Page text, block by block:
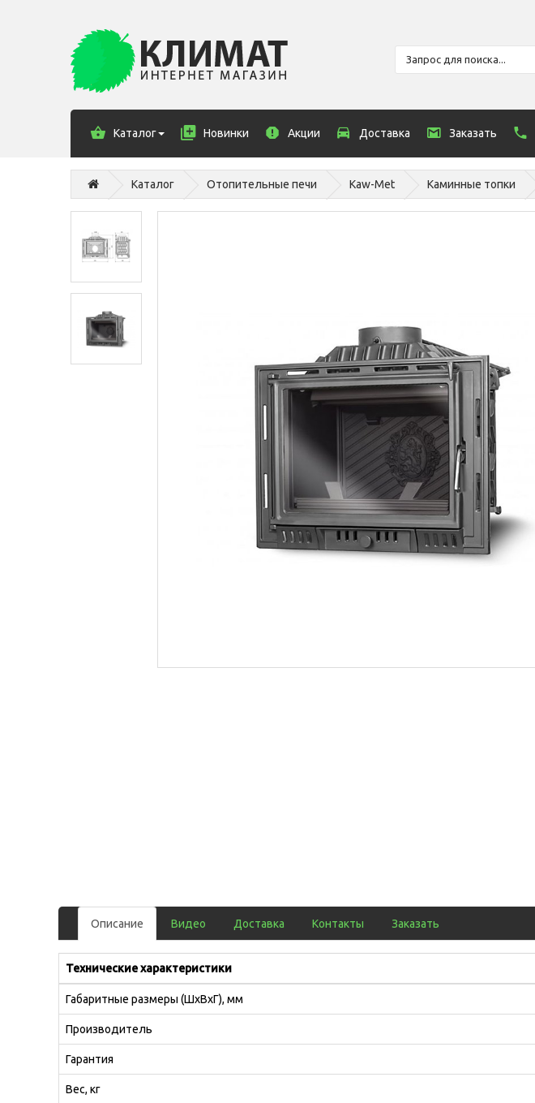
Каталог Новинки Акции Доставка Заказать
Каталог Отопительные печи Kaw-Met Каминные топки
Описание Видео Доставка Контакты Заказать
Технические характеристики
Габаритные размеры (ШхВхГ), мм
Производитель
Гарантия
Вес, кг